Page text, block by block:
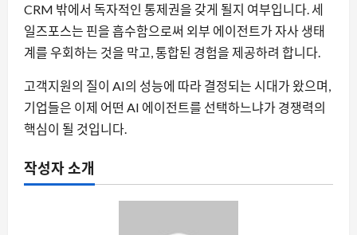
CRM 밖에서 독자적인 통제권을 갖게 될지 여부입니다. 세
일즈포스는 핀을 흡수함으로써 외부 에이전트가 자사 생태
계를 우회하는 것을 막고, 통합된 경험을 제공하려 합니다.
고객지원의 질이 AI의 성능에 따라 결정되는 시대가 왔으며,
기업들은 이제 어떤 AI 에이전트를 선택하느냐가 경쟁력의
핵심이 될 것입니다.
작성자 소개